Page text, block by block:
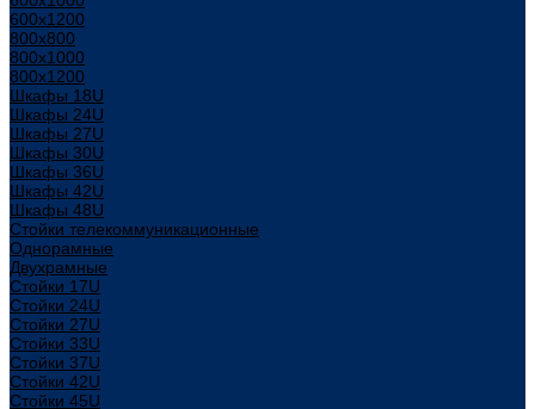
600х1200
800x800
800х1000
800х1200
Шкафы 18U
Шкафы 24U
Шкафы 27U
Шкафы 30U
Шкафы 36U
Шкафы 42U
Шкафы 48U
Стойки телекоммуникационные
Однорамные
Двухрамные
Стойки 17U
Стойки 24U
Стойки 27U
Стойки 33U
Стойки 37U
Стойки 42U
Стойки 45U